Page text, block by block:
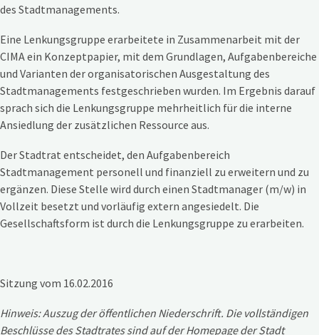
des Stadtmanagements.
Eine Lenkungsgruppe erarbeitete in Zusammenarbeit mit der
CIMA ein Konzeptpapier, mit dem Grundlagen, Aufgabenbereiche
und Varianten der organisatorischen Ausgestaltung des
Stadtmanagements festgeschrieben wurden. Im Ergebnis darauf
sprach sich die Lenkungsgruppe mehrheitlich für die interne
Ansiedlung der zusätzlichen Ressource aus.
Der Stadtrat entscheidet, den Aufgabenbereich
Stadtmanagement personell und finanziell zu erweitern und zu
ergänzen. Diese Stelle wird durch einen Stadtmanager (m/w) in
Vollzeit besetzt und vorläufig extern angesiedelt. Die
Gesellschaftsform ist durch die Lenkungsgruppe zu erarbeiten.
Sitzung vom 16.02.2016
Hinweis: Auszug der öffentlichen Niederschrift. Die vollständigen
Beschlüsse des Stadtrates sind auf der Homepage der Stadt